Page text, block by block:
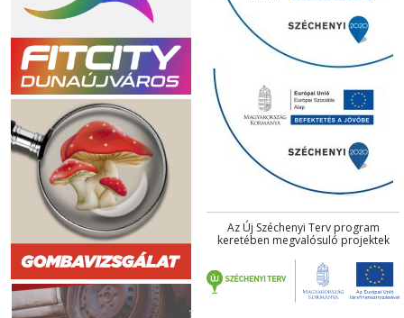
Az Új Széchenyi Terv program
keretében megvalósuló projektek